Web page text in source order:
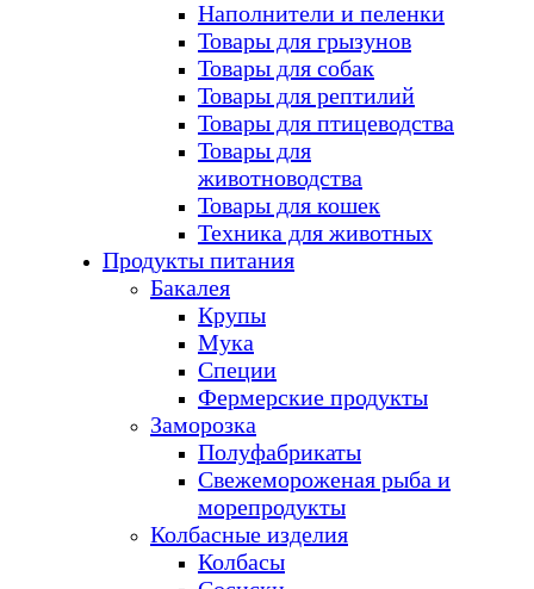
Наполнители и пеленки
Товары для грызунов
Товары для собак
Товары для рептилий
Товары для птицеводства
Товары для
животноводства
Товары для кошек
Техника для животных
Продукты питания
Бакалея
Крупы
Мука
Специи
Фермерские продукты
Заморозка
Полуфабрикаты
Свежемороженая рыба и
морепродукты
Колбасные изделия
Колбасы